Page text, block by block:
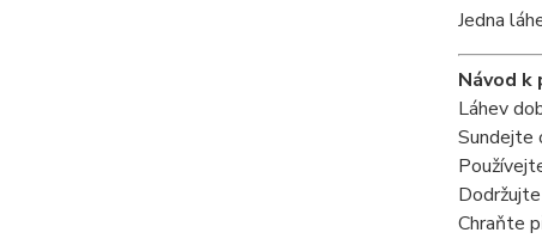
Jedna
Návod k
Láhev
Sundejte
Chraňte